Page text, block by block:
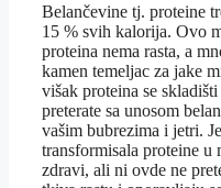
Belančevine tj. proteine
15 % svih kalorija. Ovo
proteina nema rasta, a
kamen temeljac za jake
višak proteina se
preterate sa unosom
vašim bubrezima i jetri.
transformisala proteine
zdravi, ali ni ovde ne